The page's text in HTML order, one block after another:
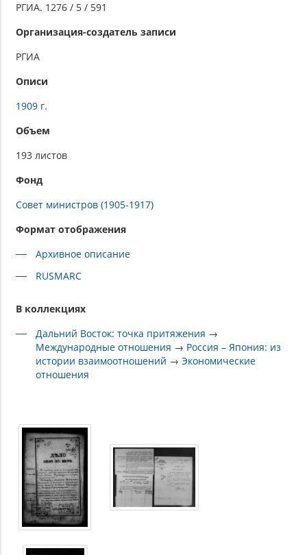
РГИА. 1276 / 5 / 591
Организация-создатель записи
РГИА
Описи
1909 г.
Объем
193 листов
Фонд
Совет министров (1905-1917)
Формат отображения
Архивное описание
RUSMARC
В коллекциях
Дальний Восток: точка притяжения →
Международные отношения → Россия – Япония: из
истории взаимоотношений →Экономические
отношения